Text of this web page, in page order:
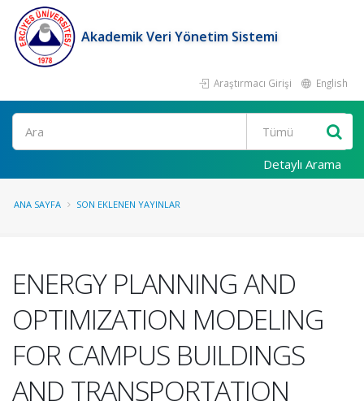
Akademik Veri Yönetim Sistemi
Araştırmacı Girişi English
Ara
Detaylı Arama
ANA SAYFA SON EKLENEN YAYINLAR
ENERGY PLANNING AND
OPTIMIZATION MODELING
FOR CAMPUS BUILDINGS
AND TRANSPORTATION